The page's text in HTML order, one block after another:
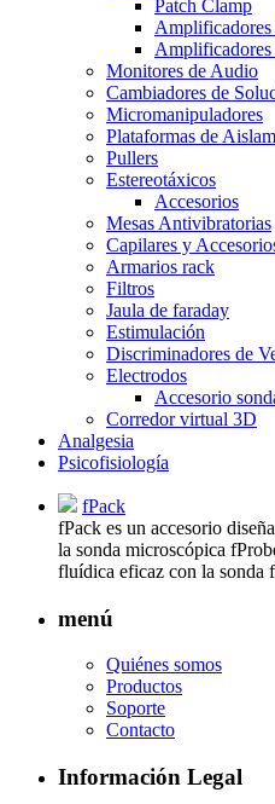
Patch Clamp
Amplificadores
Amplificadores
Monitores de Audio
Cambiadores de
Micromanipuladores
Plataformas de
Pullers
Estereotáxicos
Accesorios
Mesas Antivibratorias
Capilares y
Armarios rack
Filtros
Jaula de faraday
Estimulación
Discriminadores de
Electrodos
Accesorio
Corredor virtual 3D
Analgesia
Psicofisiología
fPack
fPack es un accesorio
la sonda microscópica
fluídica eficaz con la sonda
menú
Quiénes somos
Productos
Soporte
Contacto
Información Legal